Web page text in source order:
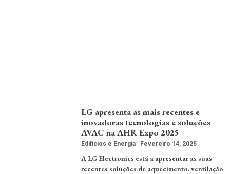
LG apresenta as mais recentes e
inovadoras tecnologias e soluções
AVAC na AHR Expo 2025
Edifícios e Energia Fevereiro 14, 2025
A LG Electronics está a apresentar as suas
recentes soluções de aquecimento, ventilação